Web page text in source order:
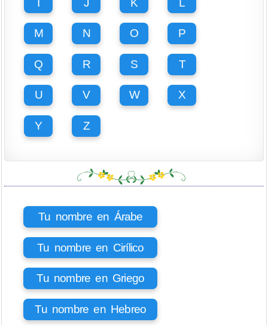
M N O P
Q R S T
U V W X
Y Z
Tu nombre en Árabe
Tu nombre en Cirílico
Tu nombre en Griego
Tu nombre en Hebreo